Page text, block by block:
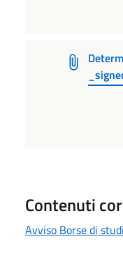
Contenuti
Avviso Borse di